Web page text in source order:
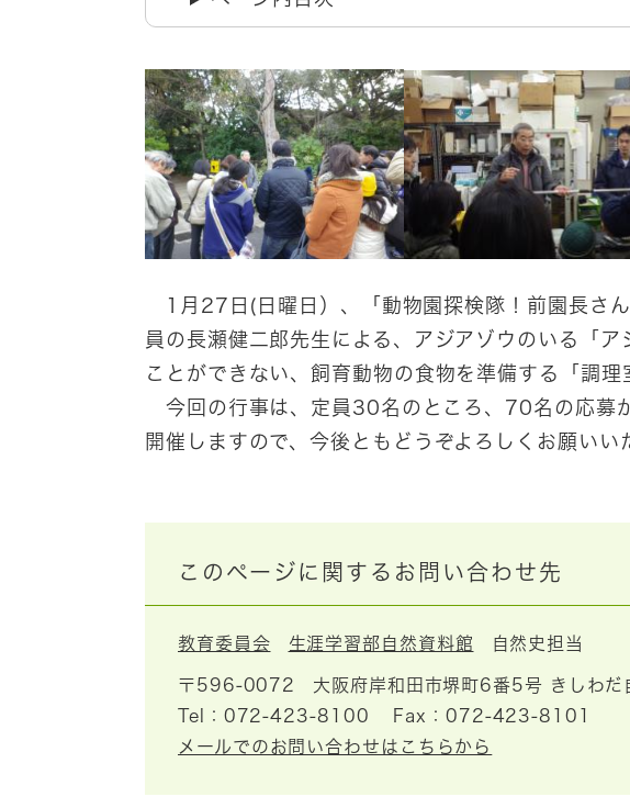
1月27日(日曜日）、「動物園探検隊！前園長さ
員の長瀬健二郎先生による、アジアゾウのいる「
ことができない、飼育動物の食物を準備する「調
今回の行事は、定員30名のところ、70名の応募
開催しますので、今後ともどうぞよろしくお願いい
このページに関するお問い合わせ先
教育委員会 生涯学習部自然資料館 自然史担当
〒596-0072
大阪府岸和田市堺町6番5号 きしわだ
Tel：072-423-8100
Fax：072-423-8101
メールでのお問い合わせはこちらから